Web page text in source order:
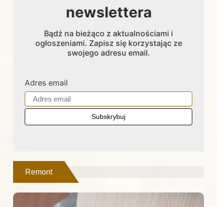
newslettera
Bądź na bieżąco z aktualnościami i
ogłoszeniami. Zapisz się korzystając ze
swojego adresu email.
Adres email
Remont